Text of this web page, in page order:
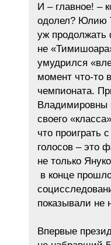
И – главное! –
одолел? Юлию
уж продолжать
не
умудрился
момент что-то
чемпионата.
Владимировны
своего
что проиграть
голосов – это
не только
в конце
показывали
Впервые